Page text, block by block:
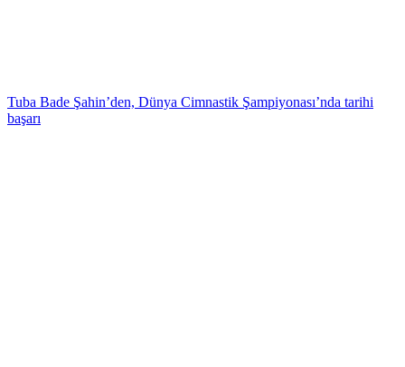
Tuba Bade Şahin’den, Dünya Cimnastik Şampiyonası’nda tarihi
başarı